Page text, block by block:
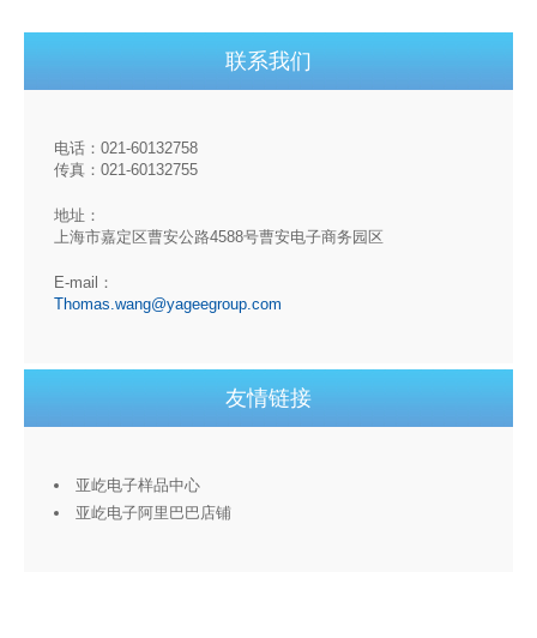
联系我们
电话：021-60132758
传真：021-60132755
地址：
上海市嘉定区曹安公路4588号曹安电子商务园区
E-mail：
Thomas.wang@yageegroup.com
友情链接
亚屹电子样品中心
亚屹电子阿里巴巴店铺